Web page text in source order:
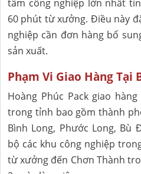
tâm công nghiệp lớn nhất
60 phút từ xưởng. Điều này
nghiệp cần đơn hàng bổ
sản xuất.
Phạm Vi Giao Hàng Tại
Hoàng Phúc Pack giao
trong tỉnh bao gồm thành
Bình Long, Phước Long, Bù
bộ các khu công nghiệp
từ xưởng đến Chơn Thành